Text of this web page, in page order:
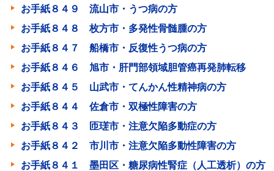
お手紙８４９ 流山市・うつ病の方
お手紙８４８ 枚方市・多発性骨髄腫の方
お手紙８４７ 船橋市・反復性うつ病の方
お手紙８４６ 旭市・肝門部領域胆管癌再発肺転移
お手紙８４５ 山武市・てんかん性精神病の方
お手紙８４４ 佐倉市・双極性障害の方
お手紙８４３ 匝瑳市・注意欠陥多動症の方
お手紙８４２ 市川市・注意欠陥多動性障害の方
お手紙８４１ 墨田区・糖尿病性腎症（人工透析）の方